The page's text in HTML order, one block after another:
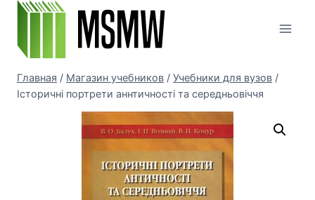
Перейти
содержимому
Главная / Магазин учебников / Учебники для вузов /
Історичні портрети аннтичності та середньовіччя